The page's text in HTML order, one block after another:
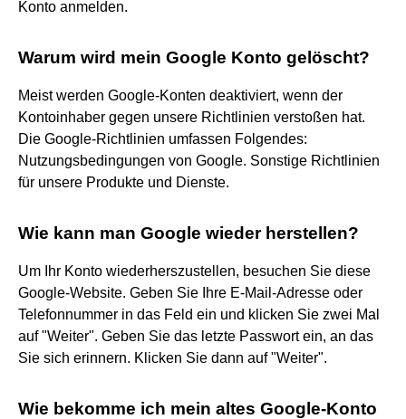
Konto anmelden.
Warum wird mein Google Konto gelöscht?
Meist werden Google-Konten deaktiviert, wenn der
Kontoinhaber gegen unsere Richtlinien verstoßen hat.
Die Google-Richtlinien umfassen Folgendes:
Nutzungsbedingungen von Google. Sonstige Richtlinien
für unsere Produkte und Dienste.
Wie kann man Google wieder herstellen?
Um Ihr Konto wiederherszustellen, besuchen Sie diese
Google-Website. Geben Sie Ihre E-Mail-Adresse oder
Telefonnummer in das Feld ein und klicken Sie zwei Mal
auf "Weiter". Geben Sie das letzte Passwort ein, an das
Sie sich erinnern. Klicken Sie dann auf "Weiter".
Wie bekomme ich mein altes Google-Konto